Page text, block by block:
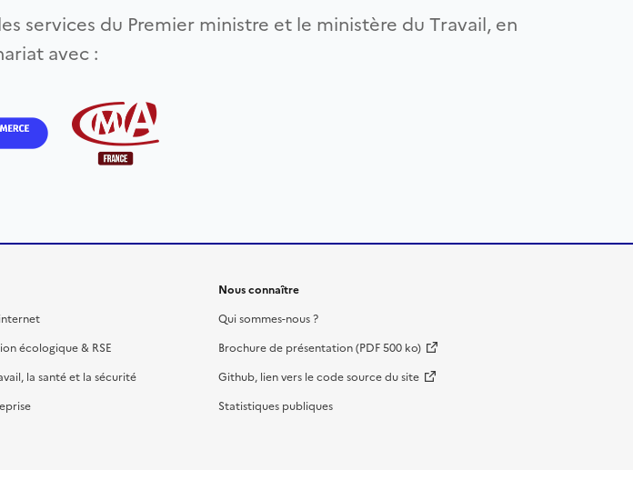
services du Premier ministre et le ministère du Travail, en
avec :
écologique & RSE
la santé et la sécurité
Nous connaître
Qui sommes-nous ?
Brochure de présentation (PDF 500 ko)
Github, lien vers le code source du site
Statistiques publiques